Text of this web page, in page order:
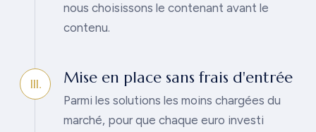
nous choisissons le contenant avant le
contenu.
III. Mise en place sans frais d'entrée
Parmi les solutions les moins chargées du
marché, pour que chaque euro investi